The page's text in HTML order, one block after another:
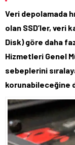
Veri depolamada
olan SSD’ler, veri
Disk) göre daha
Hizmetleri Genel
sebeplerini
korunabileceğine